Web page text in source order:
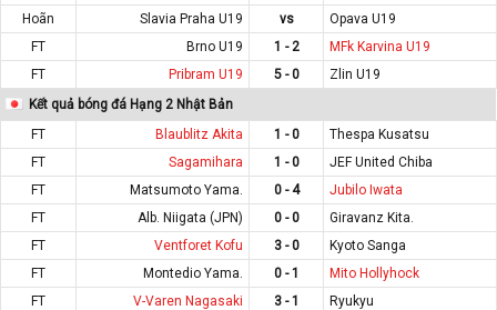
Hoãn
Slavia Praha U19 vs
Opava U19
FT
Brno U19 1 - 2
MFk Karvina U19
FT
Pribram U19 5 - 0
Zlin U19
Kết quả bóng đá Hạng 2 Nhật Bản
FT
Blaublitz Akita 1 - 0
Thespa Kusatsu
FT
Sagamihara 1 - 0
JEF United Chiba
FT
Matsumoto Yama. 0 - 4
Jubilo Iwata
FT
Alb. Niigata (JPN) 0 - 0
Giravanz Kita.
FT
Ventforet Kofu 3 - 0
Kyoto Sanga
FT
Montedio Yama. 0 - 1
Mito Hollyhock
FT
V-Varen Nagasaki 3 - 1
Ryukyu